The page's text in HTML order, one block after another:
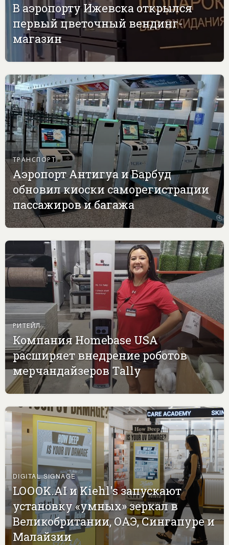
В аэропорту Ижевска открылся
первый цветочный вендинг-
магазин
ТРАНСПОРТ
Аэропорт Антигуа и Барбуд
обновил киоски саморегистрации
пассажиров и багажа
РИТЕЙЛ
Компания Homebase USA
расширяет внедрение роботов
мерчандайзеров Tally
DIGITAL SIGNAGE
LOOOK.AI и Kiehl's запускают
установку «умных» зеркал в
Великобритании, ОАЭ, Сингапуре и
Малайзии